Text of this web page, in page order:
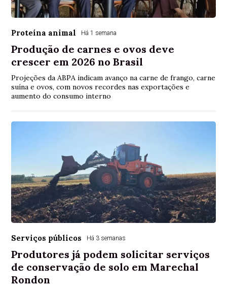
Proteína animal Há 1 semana
Produção de carnes e ovos deve
crescer em 2026 no Brasil
Projeções da ABPA indicam avanço na carne de frango, carne
suína e ovos, com novos recordes nas exportações e
aumento do consumo interno
Serviços públicos Há 3 semanas
Produtores já podem solicitar serviços
de conservação de solo em Marechal
Rondon